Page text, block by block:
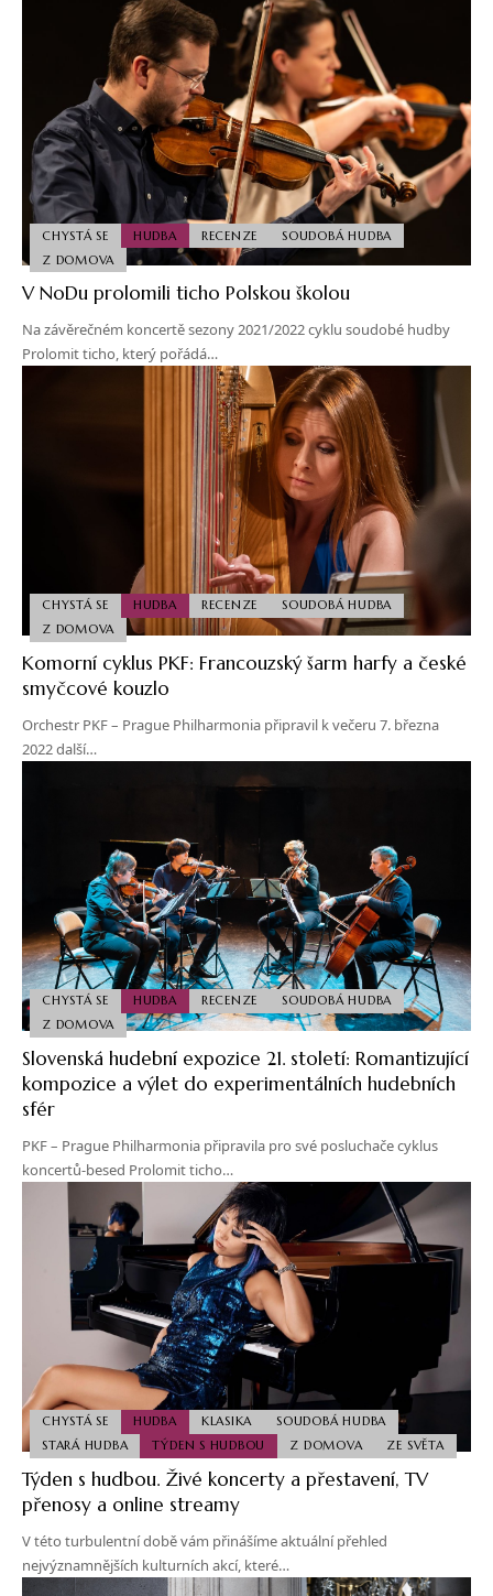
CHYSTÁ SE HUDBA RECENZE
SOUDOBÁ HUDBA
Z DOMOVA
V NoDu prolomili ticho Polskou školou
Na závěrečném koncertě sezony 2021/2022 cyklu soudobé hudby
Prolomit ticho, který pořádá…
CHYSTÁ SE HUDBA RECENZE
SOUDOBÁ HUDBA
Z DOMOVA
Komorní cyklus PKF: Francouzský šarm harfy a české
smyčcové kouzlo
Orchestr PKF – Prague Philharmonia připravil k večeru 7. března
2022 další…
CHYSTÁ SE HUDBA RECENZE
SOUDOBÁ HUDBA
Z DOMOVA
Slovenská hudební expozice 21. století: Romantizující
kompozice a výlet do experimentálních hudebních
sfér
PKF – Prague Philharmonia připravila pro své posluchače cyklus
koncertů-besed Prolomit ticho…
CHYSTÁ SE HUDBA KLASIKA
SOUDOBÁ HUDBA
STARÁ HUDBA
TÝDEN S HUDBOU Z DOMOVA ZE SVĚTA
Týden s hudbou. Živé koncerty a přestavení, TV
přenosy a online streamy
V této turbulentní době vám přinášíme aktuální přehled
nejvýznamnějších kulturních akcí, které…